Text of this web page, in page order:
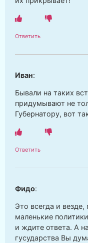
Ответить
Иван:
Бывали на таких
придумывают не
Губернатору, вот
Ответить
Фидо:
Это всегда и
маленькие
и ждите ответа. А
гусударства Вы